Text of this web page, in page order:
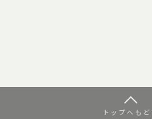
トップへもど